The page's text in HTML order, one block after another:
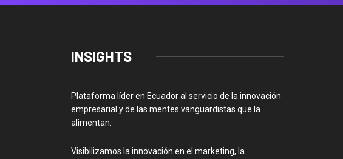
INSIGHTS
Plataforma líder en Ecuador al servicio de la innovación
empresarial y de las mentes vanguardistas que la
alimentan.
Visibilizamos la innovación en el marketing, la